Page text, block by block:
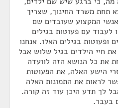
תחת משרד החינוך, שצריך
המקצוע שעובדים שם
לעבוד עם פעוטות בגילים
ופעוטות בגילים האלו. אנחנו
חיי הילדים בגיל שלוש אבל
את כל הנושא הזה לוועדה
הישע האלה, את הפעוטות
לראות את התמונות האלה
לך תדע היכן עוד זה קורה.
בעבר.